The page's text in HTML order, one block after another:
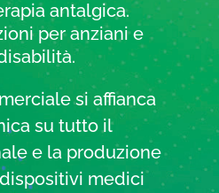
antalgica.
per anziani e
si affianca
su tutto il
e la produzione
medici